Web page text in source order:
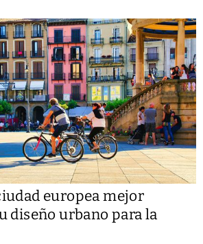
europea mejor
diseño urbano para la